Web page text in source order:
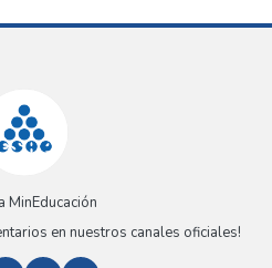
MinEducación
en nuestros canales oficiales!